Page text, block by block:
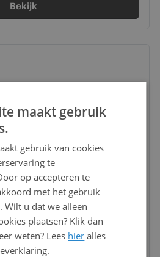
Bekijk
maakt gebruik
gebruik van cookies
te
op accepteren te
met het gebruik
Wilt u dat we alleen
plaatsen? Klik dan
weten? Lees hier alles